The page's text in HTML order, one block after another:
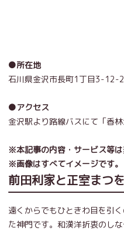
●所在地
石川県金沢市長町1丁目3-12-2
●アクセス
金沢駅より路線バスにて「香
※本記事の内容・サービス等は
※画像はすべてイメージです。
前田利家と正室まつ
遠くからでもひときわ目を引
た神門です。和漢洋折衷のし